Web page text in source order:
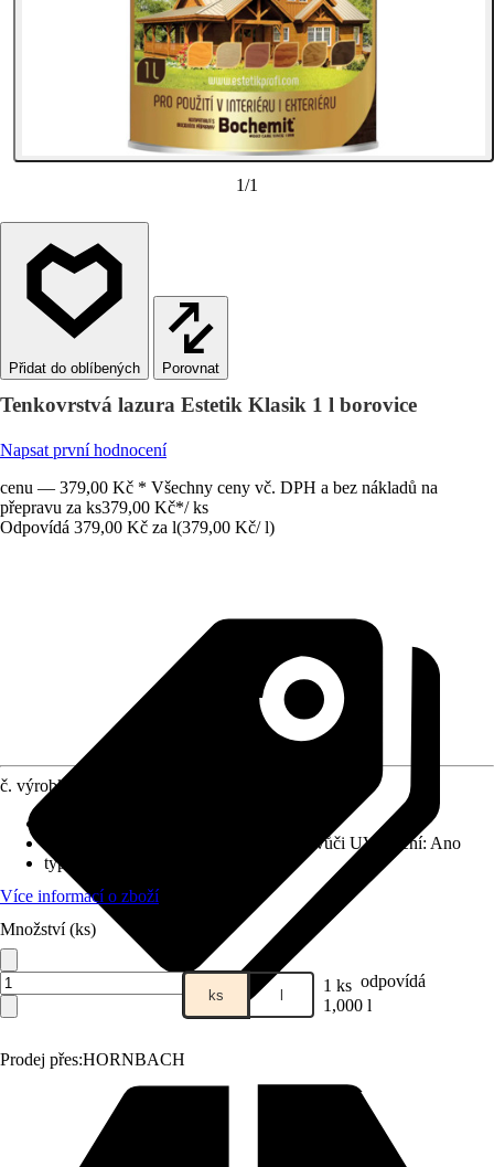
1/1
Porovnat
Tenkovrstvá lazura Estetik Klasik 1 l borovice
Napsat první hodnocení
cenu — 379,00 Kč * Všechny ceny vč. DPH a bez nákladů na
přepravu za ks379,00 Kč*/ ks
Odpovídá 379,00 Kč za l(379,00 Kč/ l)
Prodej přes:HORNBACH
č. výrobku
Odolnost vůči povětrnostním vlivům a vůči UV záření: Ano
typ nátěru
Více informací o zboží
Množství (ks)
ks l 1 ks odpovídá
1,000 l